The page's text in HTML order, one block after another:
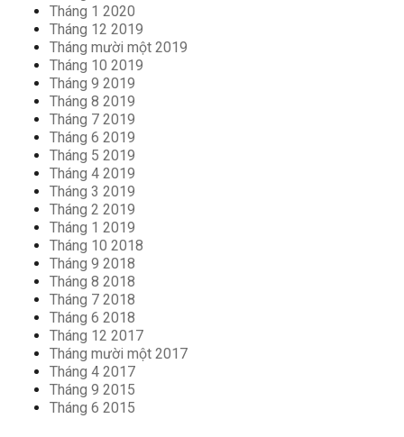
Tháng 1 2020
Tháng 12 2019
Tháng mười một 2019
Tháng 10 2019
Tháng 9 2019
Tháng 8 2019
Tháng 7 2019
Tháng 6 2019
Tháng 5 2019
Tháng 4 2019
Tháng 3 2019
Tháng 2 2019
Tháng 1 2019
Tháng 10 2018
Tháng 9 2018
Tháng 8 2018
Tháng 7 2018
Tháng 6 2018
Tháng 12 2017
Tháng mười một 2017
Tháng 4 2017
Tháng 9 2015
Tháng 6 2015